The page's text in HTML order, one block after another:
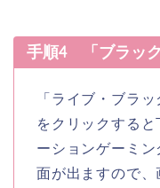
手順4 「ブラッ
「ライブ・ブラ
をクリックする
ーションゲーミ
面が出ますので